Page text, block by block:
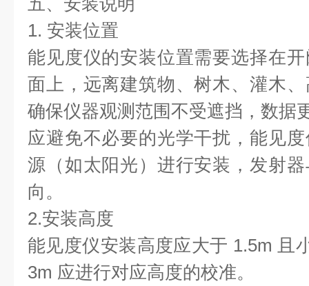
1. 安装位置
能见度仪的安装位置需要选择在
面上，远离建筑物、树木、灌木
确保仪器观测范围不受遮挡，数据
应避免不必要的光学干扰，能见
源（如太阳光）进行安装，发射
向。
2.安装高度
能见度仪安装高度应大于 1.5m 且
3m 应进行对应高度的校准。